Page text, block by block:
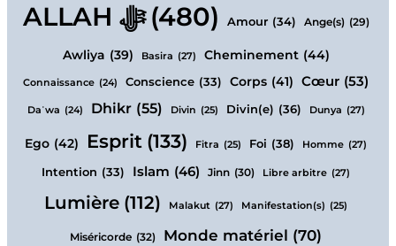
ALLAH ﷻ (480) Amour (34) Ange(s) (29)
Awliya (39) Basira (27) Cheminement (44)
Connaissance (24) Conscience (33) Corps (41) Cœur (53)
Daʿwa (24) Dhikr (55) Divin (25) Divin(e) (36) Dunya (27)
Ego (42) Esprit (133) Fitra (25) Foi (38) Homme (27)
Intention (33) Islam (46) Jinn (30) Libre arbitre (27)
Lumière (112) Malakut (27) Manifestation(s) (25)
Miséricorde (32) Monde matériel (70)